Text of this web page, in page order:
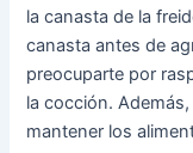
la canasta de la
canasta antes de
preocuparte por
la cocción.
mantener los